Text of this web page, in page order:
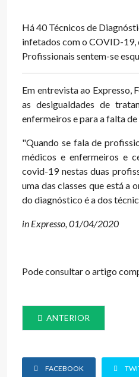
Há 40 Técnicos de
infetados com o COVID-19,
Profissionais sentem-se
Em entrevista ao Expresso,
as desigualdades de
enfermeiros e para a falta
"Quando se fala de
médicos e enfermeiros e
covid-19 nestas duas
uma das classes que está a
do diagnóstico é a dos
in Expresso, 01/04/2020
Pode consultar o artigo
ARTIGO ANTERIOR:
ANTERIOR
FACEBOOK